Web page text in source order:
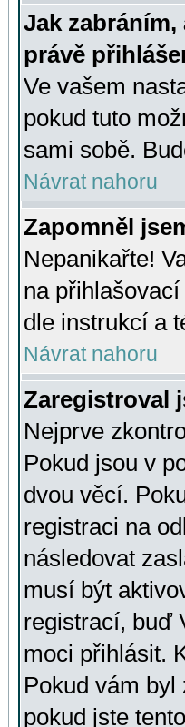
Jak
právě
Ve vašem
pokud tuto
sami sobě.
Návrat nahoru
Zapomněl
Nepanikařte!
na
dle instrukcí a
Návrat nahoru
Zaregistroval
Nejprve
Pokud jsou v
dvou věcí.
registraci na
následovat
musí být
registrací, buď
moci přihlásit.
Pokud vám
pokud jste